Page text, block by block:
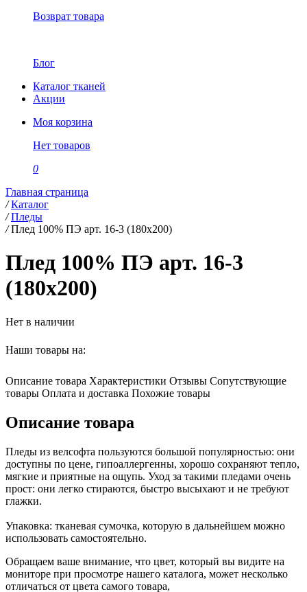
Возврат товара
Блог
Каталог тканей
Акции
Моя корзина
Нет товаров
0
Главная страница
/ Каталог
/ Пледы
/ Плед 100% ПЭ арт. 16-3 (180х200)
Плед 100% ПЭ арт. 16-3
(180х200)
Нет в наличии
Наши товары на:
Описание товара Характеристики Отзывы Сопутствующие
товары Оплата и доставка Похожие товары
Описание товара
Пледы из велсофта пользуются большой популярностью: они
доступны по цене, гипоаллергенны, хорошо сохраняют тепло,
мягкие и приятные на ощупь. Уход за такими пледами очень
прост: они легко стираются, быстро высыхают и не требуют
глажки.
Упаковка: тканевая сумочка, которую в дальнейшем можно
использовать самостоятельно.
Обращаем ваше внимание, что цвет, который вы видите на
мониторе при просмотре нашего каталога, может несколько
отличаться от цвета самого товара,